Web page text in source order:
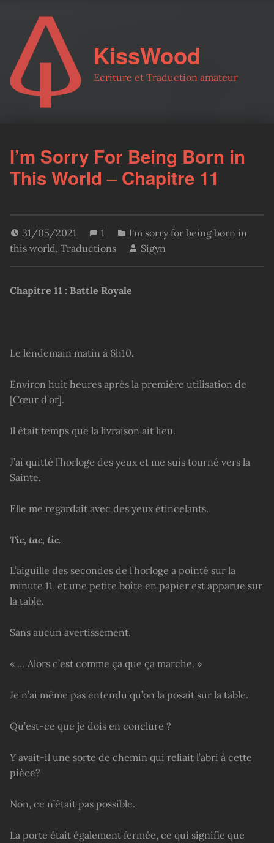
KissWood
Ecriture et Traduction amateur
I’m Sorry For Being Born in
This World – Chapitre 11
31/05/2021 1
I'm sorry for being born in
this world, Traductions Sigyn
Chapitre 11 : Battle Royale
Le lendemain matin à 6h10.
Environ huit heures après la première utilisation de
[Cœur d’or].
Il était temps que la livraison ait lieu.
J’ai quitté l’horloge des yeux et me suis tourné vers la
Sainte.
Elle me regardait avec des yeux étincelants.
Tic, tac, tic.
L’aiguille des secondes de l’horloge a pointé sur la
minute 11, et une petite boîte en papier est apparue sur
la table.
Sans aucun avertissement.
« … Alors c’est comme ça que ça marche. »
Je n’ai même pas entendu qu’on la posait sur la table.
Qu’est-ce que je dois en conclure ?
Y avait-il une sorte de chemin qui reliait l’abri à cette
pièce?
Non, ce n’était pas possible.
La porte était également fermée, ce qui signifie que